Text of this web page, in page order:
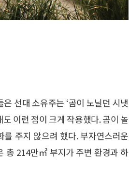
선대 소유주는 ‘곰이 노닐던 시냇
이런 점이 크게 작용했다. 곰이 놀
주지 않으려 했다. 부자연스러운
총 214만㎡ 부지가 주변 환경과 하